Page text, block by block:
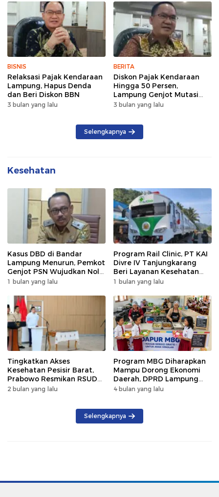
BISNIS
Relaksasi Pajak Kendaraan
Lampung, Hapus Denda
dan Beri Diskon BBN
3 bulan yang lalu
BERITA
Diskon Pajak Kendaraan
Hingga 50 Persen,
Lampung Genjot Mutasi
Kendaraan Luar Daerah
3 bulan yang lalu
Selengkapnya
Kesehatan
Kasus DBD di Bandar
Lampung Menurun, Pemkot
Genjot PSN Wujudkan Nol
Kematian
1 bulan yang lalu
Program Rail Clinic, PT KAI
Divre IV Tanjungkarang
Beri Layanan Kesehatan
Gratis 250 Warga
1 bulan yang lalu
Tingkatkan Akses
Kesehatan Pesisir Barat,
Prabowo Resmikan RSUD
KH Muhammad Thohir
2 bulan yang lalu
Program MBG Diharapkan
Mampu Dorong Ekonomi
Daerah, DPRD Lampung
Tekankan Pemanfaatan
4 bulan yang lalu
Selengkapnya